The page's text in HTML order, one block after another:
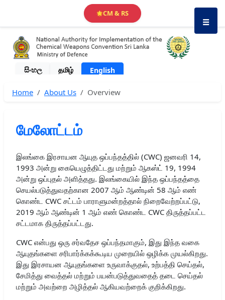
සිංහල தமிழ் English
☰
🌟CM & RS
Home About Us Overview
மேலோட்டம்
இலங்கை இரசாயன ஆயுத ஒப்பந்தத்தில் (CWC) ஜனவரி 14,
1993 அன்று கையெழுத்திட்டது மற்றும் ஆகஸ்ட் 19, 1994
அன்று ஒப்புதல் அளித்தது. இலங்கையில் இந்த ஒப்பந்தத்தை
செயல்படுத்துவதற்கான 2007 ஆம் ஆண்டின் 58 ஆம் எண்
கொண்ட CWC சட்டம் பாராளுமன்றத்தால் நிறைவேற்றப்பட்டு,
2019 ஆம் ஆண்டின் 1 ஆம் எண் கொண்ட CWC திருத்தப்பட்ட
சட்டமாக திருத்தப்பட்டது.
CWC என்பது ஒரு சர்வதேச ஒப்பந்தமாகும், இது இந்த வகை
ஆயுதங்களை சரிபார்க்கக்கூடிய முறையில் ஒழிக்க முயல்கிறது.
இது இரசாயன ஆயுதங்களை உருவாக்குதல், உற்பத்தி செய்தல்,
சேமித்து வைத்தல் மற்றும் பயன்படுத்துவதைத் தடை செய்தல்
மற்றும் அவற்றை அழித்தல் ஆகியவற்றைக் குறிக்கிறது.